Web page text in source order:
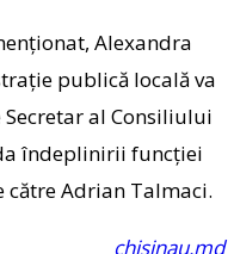
Alexandra
publică locală va
al Consiliului
îndeplinirii funcției
Adrian Talmaci.
chisinau.md